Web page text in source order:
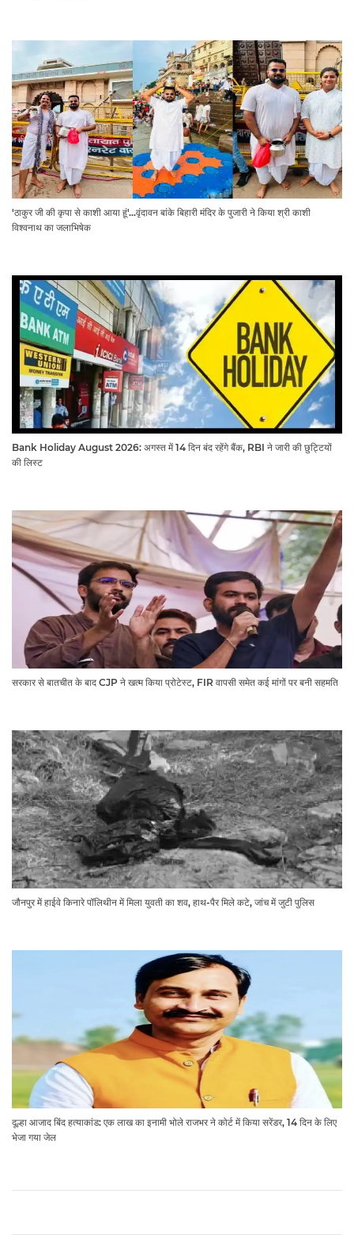
'ठाकुर जी की कृपा से काशी आया हूं'...वृंदावन बांके बिहारी मंदिर के पुजारी ने किया श्री काशी
विश्वनाथ का जलाभिषेक
Bank Holiday August 2026: अगस्त में 14 दिन बंद रहेंगे बैंक, RBI ने जारी की छुट्टियों
की लिस्ट​​​​​​​
सरकार से बातचीत के बाद CJP ने खत्म किया प्रोटेस्ट, FIR वापसी समेत कई मांगों पर बनी सहमति
जौनपुर में हाईवे किनारे पॉलिथीन में मिला युवती का शव, हाथ-पैर मिले कटे, जांच में जुटी पुलिस
दूल्हा आजाद बिंद हत्याकांड: एक लाख का इनामी भोले राजभर ने कोर्ट में किया सरेंडर, 14 दिन के लिए
भेजा गया जेल